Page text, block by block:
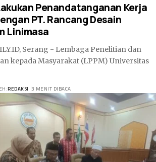
Penandatanganan Kerja
PT. Rancang Desain
Linimasa
Serang - Lembaga Penelitian dan
kepada Masyarakat (LPPM) Universitas
REDAKSI 3 MENIT DIBACA